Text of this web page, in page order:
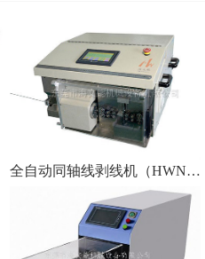
全自动同轴线剥线机（HWN-9600）